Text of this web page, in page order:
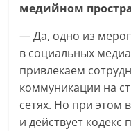
медийном
— Да, одно из
в социальных
привлекаем
коммуникации на
сетях. Но при этом
и действует